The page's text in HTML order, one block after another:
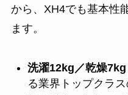
から、XH4でも基本性
ます。
洗濯12kg／乾燥7kg
る業界トップクラ